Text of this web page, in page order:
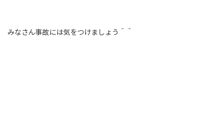
みなさん事故には気をつけましょう＾＾